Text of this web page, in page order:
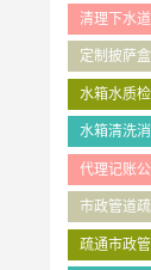
清理下水
定制披萨盒
水箱水质
水箱清洗
代理记账
市政管道
疏通市政